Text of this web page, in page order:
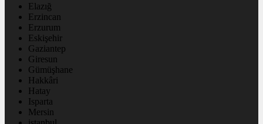
Elazığ
Erzincan
Erzurum
Eskişehir
Gaziantep
Giresun
Gümüşhane
Hakkâri
Hatay
Isparta
Mersin